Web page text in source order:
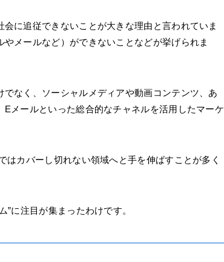
に追従できないことが大きな理由と言われていま
メールなど）ができないことなどが挙げられま
なく、ソーシャルメディアや動画コンテンツ、あ
メールといった総合的なチャネルを活用したマーケ
カバーし切れない領域へと手を伸ばすことが多く
に注目が集まったわけです。